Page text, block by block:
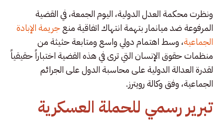
ونظرت محكمة العدل الدولية، اليوم الجمعة، في القضية
المرفوعة ضد ميانمار بتهمة انتهاك اتفاقية منعجريمة الإبادة
الجماعية، وسط اهتمام دولي واسع ومتابعة حثيثة من
منظمات حقوق الإنسان التي ترى في هذه القضية اختباراً حقيقياً
لقدرة العدالة الدولية على محاسبة الدول على الجرائم
الجماعية، وفق وكالة رويترز.
تبرير رسمي للحملة العسكرية